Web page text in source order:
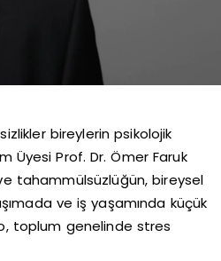
bireylerin psikolojik
Üyesi Prof. Dr. Ömer Faruk
tahammülsüzlüğün, bireysel
ve iş yaşamında küçük
toplum genelinde stres